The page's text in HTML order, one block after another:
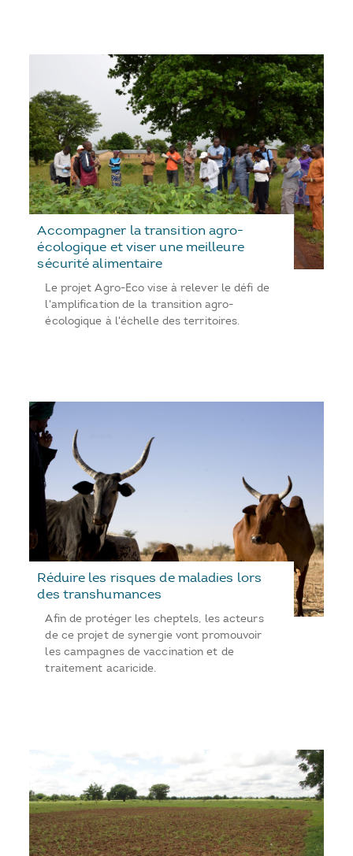
Accompagner la transition agro-
écologique et viser une meilleure
sécurité alimentaire
Le projet Agro-Eco vise à relever le défi de
l'amplification de la transition agro-
écologique à l'échelle des territoires.
Réduire les risques de maladies lors
des transhumances
Afin de protéger les cheptels, les acteurs
de ce projet de synergie vont promouvoir
les campagnes de vaccination et de
traitement acaricide.